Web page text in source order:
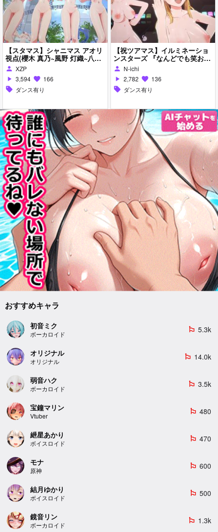
【スタマス】シャニマス アオリ
視点(櫻木 真乃~風野 灯織~八宮
めぐる~ 浅倉 透~樋口 円香)
person XZP
play_arrow 3,594 favorite 166
sell ダンス有り
【祝ツアマス】イルミネーショ
ンスターズ 『なんどでも笑お
う』【スタマス】
person N-ichi
play_arrow 2,782 favorite 136
sell ダンス有り
おすすめキャラ
初音ミク
ボーカロイド
emoji_flags 5.3k
オリジナル
オリジナル
emoji_flags 14.0k
弱音ハク
ボーカロイド
emoji_flags 3.5k
宝鐘マリン
Vtuber
emoji_flags 480
紲星あかり
ボイスロイド
emoji_flags 470
モナ
原神
emoji_flags 600
結月ゆかり
ボイスロイド
emoji_flags 500
鏡音リン
ボーカロイド
emoji_flags 1.3k